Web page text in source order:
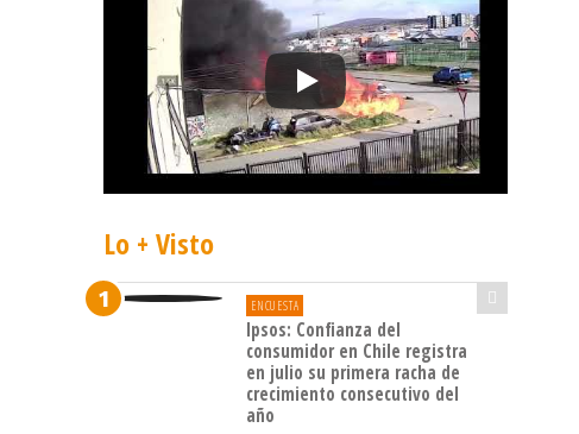
Lo + Visto
ENCUESTA
Ipsos: Confianza del
consumidor en Chile registra
en julio su primera racha de
crecimiento consecutivo del
año